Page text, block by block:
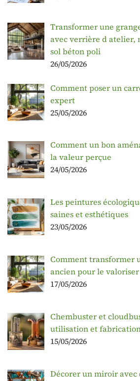
Transformer une
avec verrière d atelier,
sol béton poli
26/05/2026
Comment poser un
expert
25/05/2026
Comment un bon
la valeur perçue
24/05/2026
Les peintures
saines et esthétiques
23/05/2026
Comment transformer
ancien pour le valoriser
17/05/2026
Chembuster et
utilisation et
15/05/2026
Décorer un miroir avec